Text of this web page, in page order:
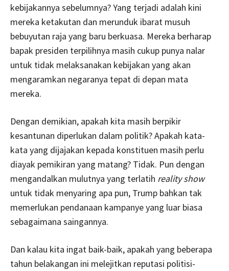
kebijakannya sebelumnya? Yang terjadi adalah kini
mereka ketakutan dan merunduk ibarat musuh
bebuyutan raja yang baru berkuasa. Mereka berharap
bapak presiden terpilihnya masih cukup punya nalar
untuk tidak melaksanakan kebijakan yang akan
mengaramkan negaranya tepat di depan mata
mereka.
Dengan demikian, apakah kita masih berpikir
kesantunan diperlukan dalam politik? Apakah kata-
kata yang dijajakan kepada konstituen masih perlu
diayak pemikiran yang matang? Tidak. Pun dengan
mengandalkan mulutnya yang terlatih reality show
untuk tidak menyaring apa pun, Trump bahkan tak
memerlukan pendanaan kampanye yang luar biasa
sebagaimana saingannya.
Dan kalau kita ingat baik-baik, apakah yang beberapa
tahun belakangan ini melejitkan reputasi politisi-